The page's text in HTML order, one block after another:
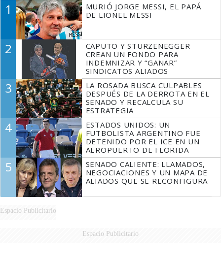
1
MURIÓ JORGE MESSI, EL PAPÁ
DE LIONEL MESSI
2
CAPUTO Y STURZENEGGER
CREAN UN FONDO PARA
INDEMNIZAR Y “GANAR”
SINDICATOS ALIADOS
3
LA ROSADA BUSCA CULPABLES
DESPUÉS DE LA DERROTA EN EL
SENADO Y RECALCULA SU
ESTRATEGIA
4
ESTADOS UNIDOS: UN
FUTBOLISTA ARGENTINO FUE
DETENIDO POR EL ICE EN UN
AEROPUERTO DE FLORIDA
5
SENADO CALIENTE: LLAMADOS,
NEGOCIACIONES Y UN MAPA DE
ALIADOS QUE SE RECONFIGURA
Espacio Publicitario
Espacio Publicitario